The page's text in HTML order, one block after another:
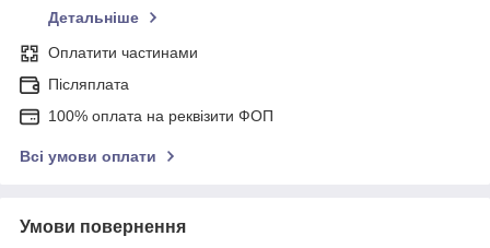
Детальніше
Оплатити частинами
Післяплата
100% оплата на реквізити ФОП
Всі умови оплати
Умови повернення